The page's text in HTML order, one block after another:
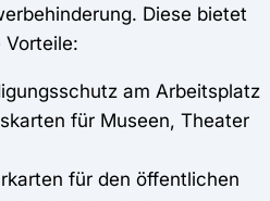
Diese bietet
Vorteile:
am Arbeitsplatz
für Museen, Theater
für den öffentlichen